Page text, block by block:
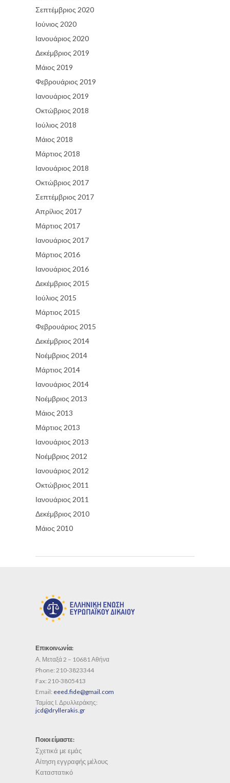
Σεπτέμβριος 2020
Ιούνιος 2020
Ιανουάριος 2020
Δεκέμβριος 2019
Μάιος 2019
Φεβρουάριος 2019
Ιανουάριος 2019
Οκτώβριος 2018
Ιούλιος 2018
Μάιος 2018
Μάρτιος 2018
Ιανουάριος 2018
Οκτώβριος 2017
Σεπτέμβριος 2017
Απρίλιος 2017
Μάρτιος 2017
Ιανουάριος 2017
Μάρτιος 2016
Ιανουάριος 2016
Δεκέμβριος 2015
Ιούλιος 2015
Μάρτιος 2015
Φεβρουάριος 2015
Δεκέμβριος 2014
Νοέμβριος 2014
Μάρτιος 2014
Ιανουάριος 2014
Νοέμβριος 2013
Μάιος 2013
Μάρτιος 2013
Ιανουάριος 2013
Νοέμβριος 2012
Ιανουάριος 2012
Οκτώβριος 2011
Ιανουάριος 2011
Δεκέμβριος 2010
Μάιος 2010
Επικοινωνία:
Α. Μεταξά 2 – 10681 Αθήνα
Phone: 210-3823344
Fax: 210-3805413
Email: eeed.fide@gmail.com
Ταμίας Ι. Δρυλλεράκης:
jcd@dryllerakis.gr
Ποιοι είμαστε:
Σχετικά με εμάς
Αίτηση εγγραφής μέλους
Καταστατικό